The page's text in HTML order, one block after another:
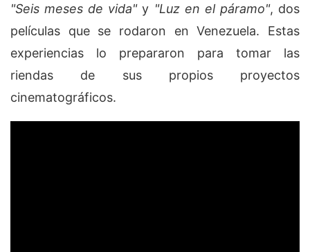
"Seis meses de vida"y "Luz en el páramo", dos
películas que se rodaron en Venezuela. Estas
experiencias lo prepararon para tomar las
riendas de sus propios proyectos
cinematográficos.